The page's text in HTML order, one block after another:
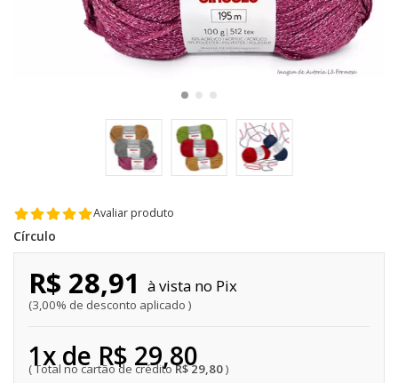
Avaliar produto
Círculo
R$ 29,80
1x de R$ 29,80
R$ 28,91
3,00% de desconto aplicado
Pix